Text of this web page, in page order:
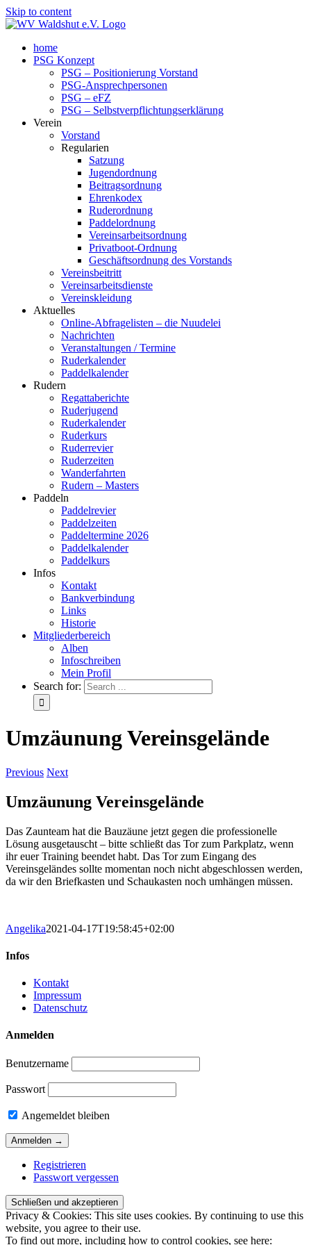
Skip to content
home
PSG Konzept
PSG – Positionierung Vorstand
PSG-Ansprechpersonen
PSG – eFZ
PSG – Selbstverpflichtungserklärung
Verein
Vorstand
Regularien
Satzung
Jugendordnung
Beitragsordnung
Ehrenkodex
Ruderordnung
Paddelordnung
Vereinsarbeitsordnung
Privatboot-Ordnung
Geschäftsordnung des Vorstands
Vereinsbeitritt
Vereinsarbeitsdienste
Vereinskleidung
Aktuelles
Online-Abfragelisten – die Nuudelei
Nachrichten
Veranstaltungen / Termine
Ruderkalender
Paddelkalender
Rudern
Regattaberichte
Ruderjugend
Ruderkalender
Ruderkurs
Ruderrevier
Ruderzeiten
Wanderfahrten
Rudern – Masters
Paddeln
Paddelrevier
Paddelzeiten
Paddeltermine 2026
Paddelkalender
Paddelkurs
Infos
Kontakt
Bankverbindung
Links
Historie
Mitgliederbereich
Alben
Infoschreiben
Mein Profil
Search for:
Umzäunung Vereinsgelände
Previous Next
Umzäunung Vereinsgelände
Das Zaunteam hat die Bauzäune jetzt gegen die professionelle
Lösung ausgetauscht – bitte schließt das Tor zum Parkplatz, wenn
ihr euer Training beendet habt. Das Tor zum Eingang des
Vereinsgeländes sollte momentan noch nicht abgeschlossen werden,
da wir den Briefkasten und Schaukasten noch umhängen müssen.
Angelika2021-04-17T19:58:45+02:00
Infos
Kontakt
Impressum
Datenschutz
Anmelden
Benutzername
Passwort
Angemeldet bleiben
Registrieren
Passwort vergessen
Privacy & Cookies: This site uses cookies. By continuing to use this
website, you agree to their use.
To find out more, including how to control cookies, see here: